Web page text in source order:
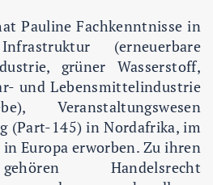
Pauline Fachkenntnisse in
(erneuerbare
grüner Wasserstoff,
und Lebensmittelindustrie
Veranstaltungswesen
(Part-145) in Nordafrika, im
in Europa erworben. Zu ihren
Handelsrecht